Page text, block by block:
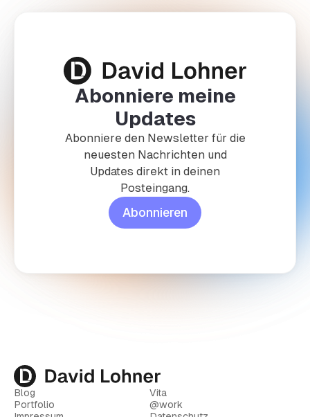
Abonniere meine
Updates
Abonniere den Newsletter für die
neuesten Nachrichten und
Updates direkt in deinen
Posteingang.
Abonnieren
Blog
Vita
Portfolio
@work